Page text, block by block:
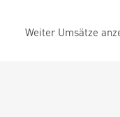
Weiter Umsätze